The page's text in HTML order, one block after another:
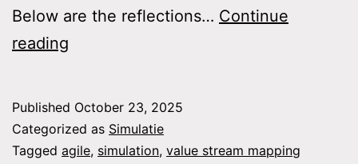
Below are the reflections… Continue
reading
a
giant
Published October 23, 2025
Categorized as Simulatie
Tagged agile, simulation, value stream mapping